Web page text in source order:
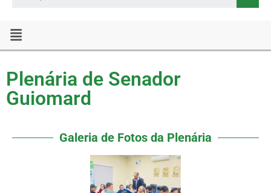
Plenária de Senador
Guiomard
Galeria de Fotos da Plenária​